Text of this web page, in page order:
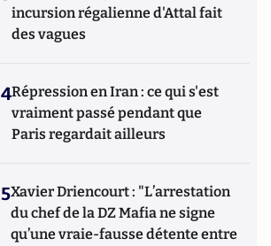
incursion régalienne d'Attal fait
des vagues
4Répression en Iran : ce qui s'est
vraiment passé pendant que
Paris regardait ailleurs
5Xavier Driencourt : "L’arrestation
du chef de la DZ Mafia ne signe
qu’une vraie-fausse détente entre